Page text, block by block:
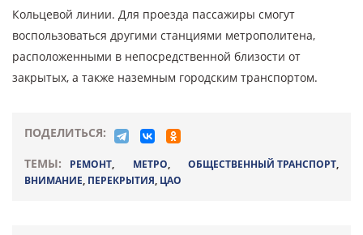
Кольцевой линии. Для проезда пассажиры смогут
воспользоваться другими станциями метрополитена,
расположенными в непосредственной близости от
закрытых, а также наземным городским транспортом.
ПОДЕЛИТЬСЯ:
ТЕМЫ:
РЕМОНТ, МЕТРО, ОБЩЕСТВЕННЫЙ ТРАНСПОРТ,
ВНИМАНИЕ, ПЕРЕКРЫТИЯ, ЦАО